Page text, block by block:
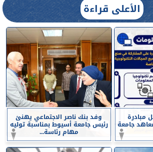
الأعلى قراءة
مبادرة
جامعة
وفد بنك ناصر الاجتماعي يهنئ
رئيس جامعة أسيوط بمناسبة توليه
مهام رئاسة...